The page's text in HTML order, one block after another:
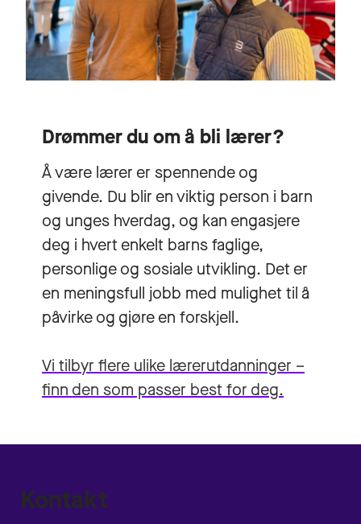
Drømmer du om å bli lærer?
Å være lærer er spennende og
givende. Du blir en viktig person i barn
og unges hverdag, og kan engasjere
deg i hvert enkelt barns faglige,
personlige og sosiale utvikling. Det er
en meningsfull jobb med mulighet til å
påvirke og gjøre en forskjell.
Vi tilbyr flere ulike lærerutdanninger –
finn den som passer best for deg.
Kontakt